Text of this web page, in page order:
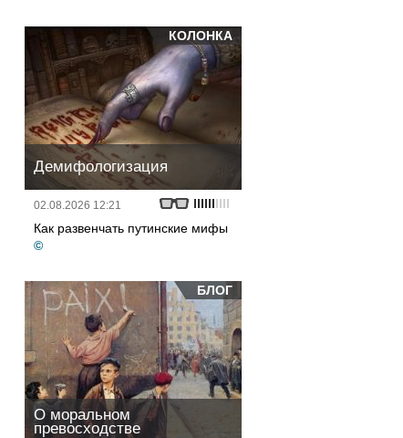
КОЛОНКА
Демифологизация
02.08.2026 12:21
Как развенчать путинские мифы
©
БЛОГ
О моральном
превосходстве